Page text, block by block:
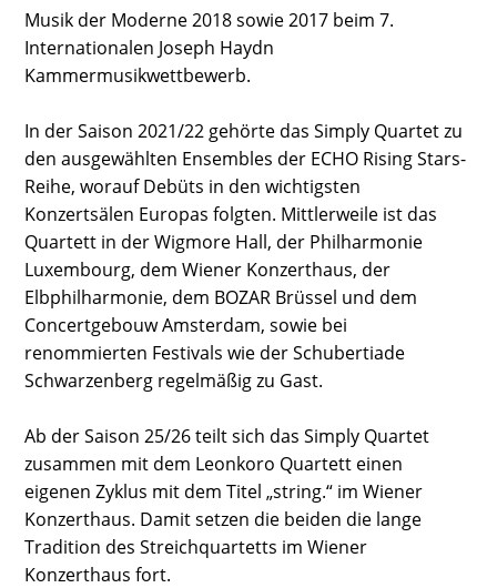
Musik der Moderne 2018 sowie 2017 beim 7.
Internationalen Joseph Haydn
Kammermusikwettbewerb.
In der Saison 2021/22 gehörte das Simply Quartet zu
den ausgewählten Ensembles der ECHO Rising Stars-
Reihe, worauf Debüts in den wichtigsten
Konzertsälen Europas folgten. Mittlerweile ist das
Quartett in der Wigmore Hall, der Philharmonie
Luxembourg, dem Wiener Konzerthaus, der
Elbphilharmonie, dem BOZAR Brüssel und dem
Concertgebouw Amsterdam, sowie bei
renommierten Festivals wie der Schubertiade
Schwarzenberg regelmäßig zu Gast.
Ab der Saison 25/26 teilt sich das Simply Quartet
zusammen mit dem Leonkoro Quartett einen
eigenen Zyklus mit dem Titel „string.“ im Wiener
Konzerthaus. Damit setzen die beiden die lange
Tradition des Streichquartetts im Wiener
Konzerthaus fort.